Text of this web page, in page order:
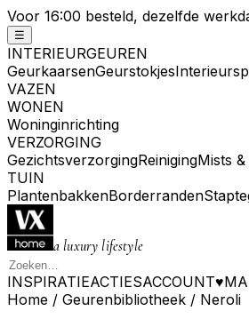
Voor 16:00 besteld, dezelfde
☰
INTERIEURGEUREN
GeurkaarsenGeurstokjes
VAZEN
WONEN
Woninginrichting
VERZORGING
GezichtsverzorgingReinigingMists
TUIN
PlantenbakkenBorderranden
a luxury lifestyle
INSPIRATIEACTIESACCOUNT♥
Home / Geurenbibliotheek / Neroli